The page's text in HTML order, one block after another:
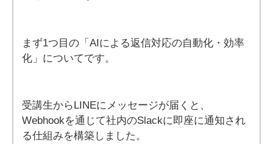
まず1つ目の「AIによる返信対応の自動化・効率
化」についてです。
受講生からLINEにメッセージが届くと、
Webhookを通じて社内のSlackに即座に通知され
る仕組みを構築しました。